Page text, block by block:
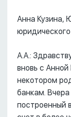
Анна Кузина,
А.А.:
вновь с
некотором
банкам.
построенный